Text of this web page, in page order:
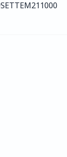
M211000